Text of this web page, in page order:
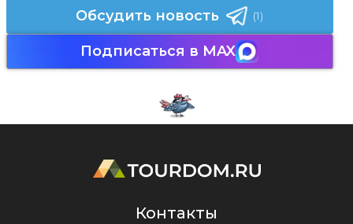
Обсудить новость (1)
Подписаться в MAX
Контакты